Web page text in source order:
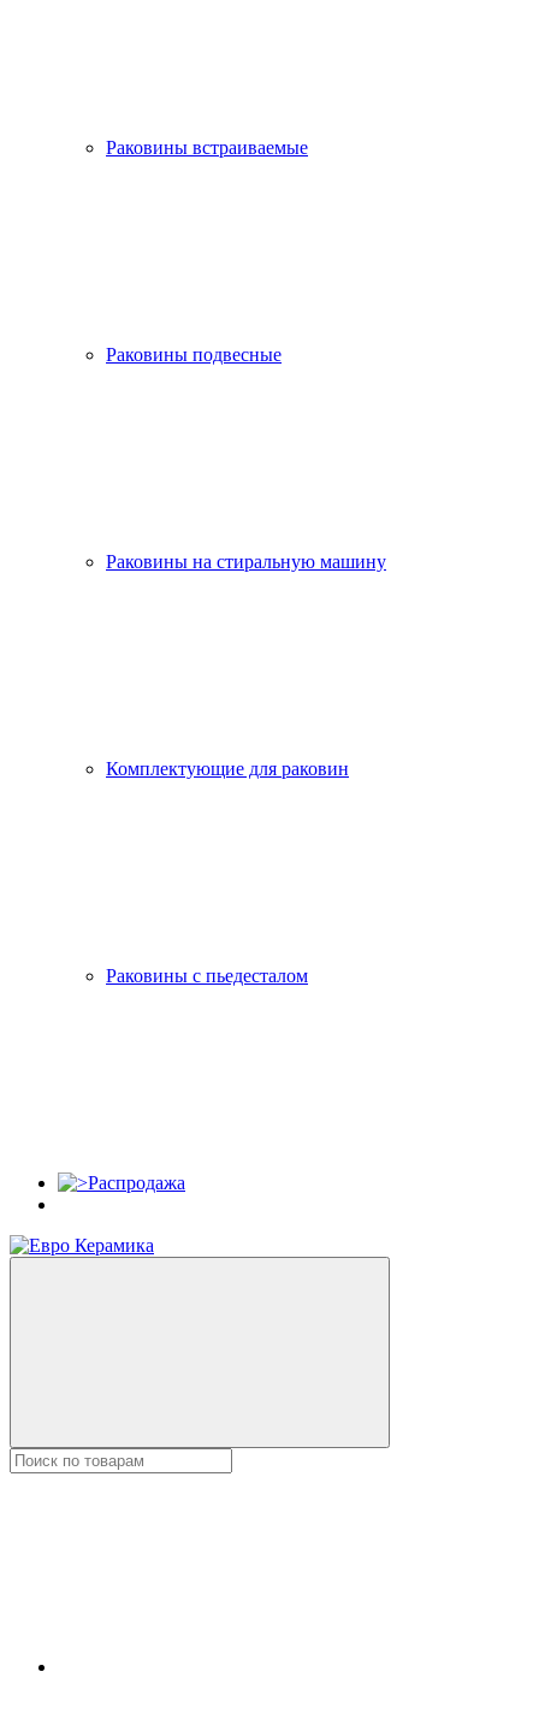
Раковины встраиваемые
Раковины подвесные
Раковины на стиральную машину
Комплектующие для раковин
Раковины с пьедесталом
Распродажа